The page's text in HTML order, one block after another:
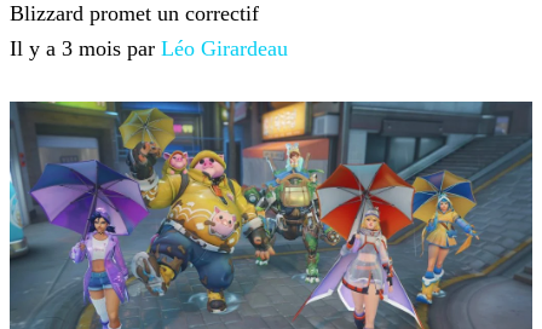
Blizzard promet un correctif
Il y a 3 mois par Léo Girardeau